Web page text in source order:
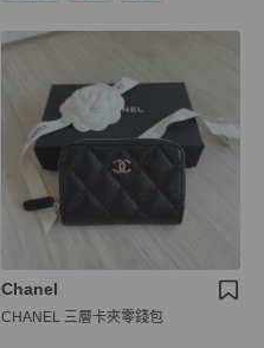
Chanel
CHANEL 三層卡夾零錢包